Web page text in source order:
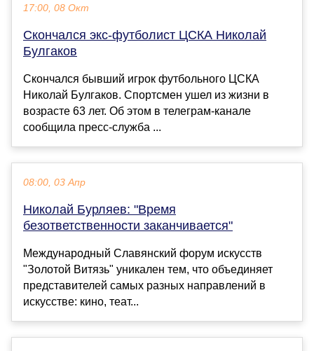
17:00, 08 Окт
Скончался экс-футболист ЦСКА Николай
Булгаков
Скончался бывший игрок футбольного ЦСКА
Николай Булгаков. Спортсмен ушел из жизни в
возрасте 63 лет. Об этом в телеграм-канале
сообщила пресс-служба ...
08:00, 03 Апр
Николай Бурляев: "Время
безответственности заканчивается"
Международный Славянский форум искусств
"Золотой Витязь" уникален тем, что объединяет
представителей самых разных направлений в
искусстве: кино, теат...